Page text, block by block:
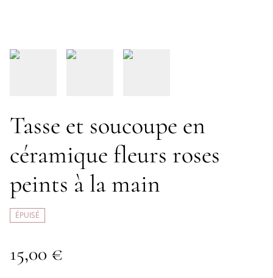
Tasse et soucoupe en
céramique fleurs roses
peints à la main
ÉPUISÉ
15,00 €